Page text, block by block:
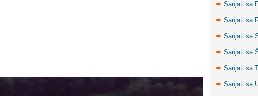
Sanjati sa
Sanjati sa
Sanjati sa
Sanjati sa
Sanjati sa
Sanjati sa